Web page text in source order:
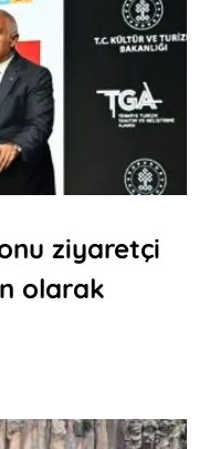
ziyaretçi
olarak